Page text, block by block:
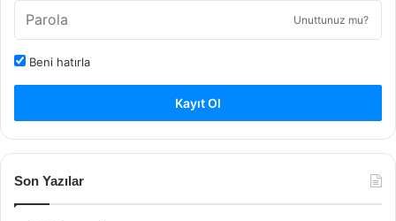
Unuttunuz mu?
Beni hatırla
Kayıt Ol
Son Yazılar